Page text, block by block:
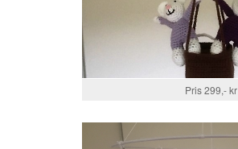
Pris 299,- kr